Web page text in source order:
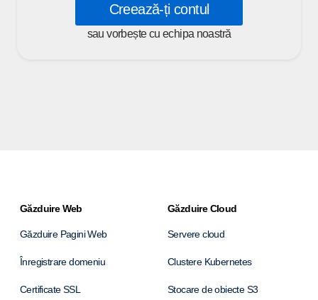
Creează-ți contul
sau vorbește cu echipa noastră
Găzduire Web
Găzduire Pagini Web
Înregistrare domeniu
Certificate SSL
Găzduire Cloud
Servere cloud
Clustere Kubernetes
Stocare de obiecte S3